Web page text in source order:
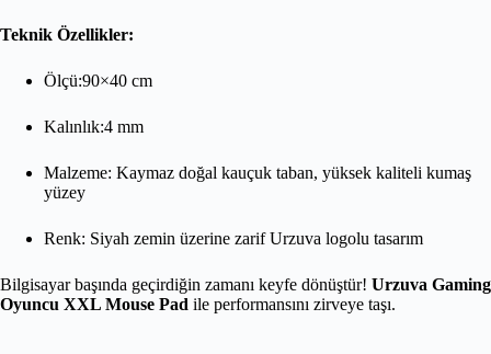
Teknik Özellikler:
Ölçü:90×40 cm
Kalınlık:4 mm
Malzeme: Kaymaz doğal kauçuk taban, yüksek kaliteli kumaş
yüzey
Renk: Siyah zemin üzerine zarif Urzuva logolu tasarım
Bilgisayar başında geçirdiğin zamanı keyfe dönüştür! Urzuva Gaming
Oyuncu XXL Mouse Pad ile performansını zirveye taşı.